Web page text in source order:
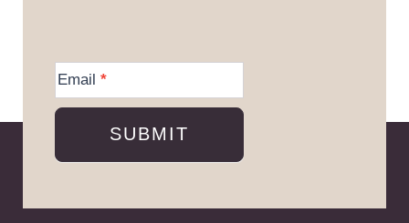
Information
Email *
SUBMIT